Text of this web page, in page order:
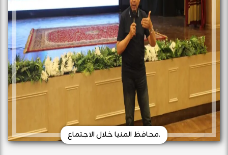
.محافظ المنيا خلال الاجتماع